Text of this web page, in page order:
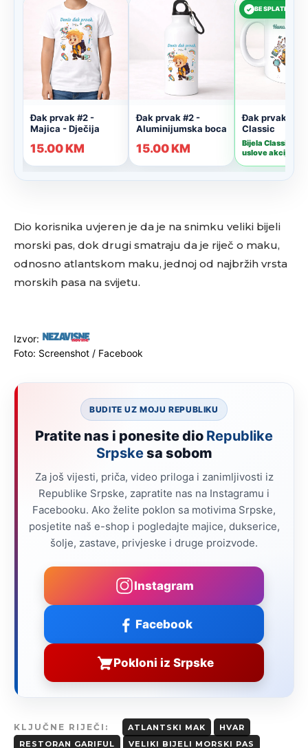
Dio korisnika uvjeren je da je na snimku veliki bijeli
morski pas, dok drugi smatraju da je riječ o maku,
odnosno atlantskom maku, jednoj od najbržih vrsta
morskih pasa na svijetu.
Izvor:
Foto: Screenshot / Facebook
BUDITE UZ MOJU REPUBLIKU
Pratite nas i ponesite dio Republike
Srpskesa sobom
Za još vijesti, priča, video priloga i zanimljivosti iz
Republike Srpske, zapratite nas na Instagramu i
Facebooku. Ako želite poklon sa motivima Srpske,
posjetite naš e-shop i pogledajte majice, dukserice,
šolje, zastave, privjeske i druge proizvode.
Instagram
Facebook
Pokloni iz Srpske
KLJUČNE RIJEČI: ATLANTSKI MAK
HVAR
RESTORAN GARIFUL
VELIKI BIJELI MORSKI PAS